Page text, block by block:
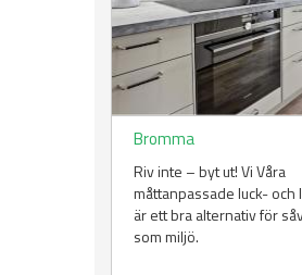
Bromma
Riv inte – byt ut! Vi Våra
måttanpassade luck-
är ett bra alternativ för
som miljö.